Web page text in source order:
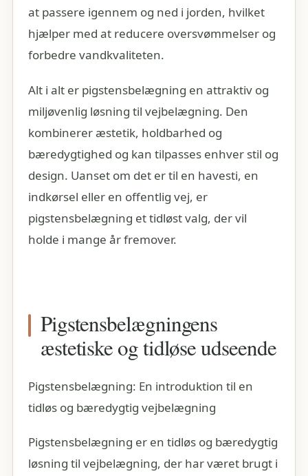
at passere igennem og ned i jorden, hvilket
hjælper med at reducere oversvømmelser og
forbedre vandkvaliteten.
Alt i alt er pigstensbelægning en attraktiv og
miljøvenlig løsning til vejbelægning. Den
kombinerer æstetik, holdbarhed og
bæredygtighed og kan tilpasses enhver stil og
design. Uanset om det er til en havesti, en
indkørsel eller en offentlig vej, er
pigstensbelægning et tidløst valg, der vil
holde i mange år fremover.
Pigstensbelægningens
æstetiske og tidløse udseende
Pigstensbelægning: En introduktion til en
tidløs og bæredygtig vejbelægning
Pigstensbelægning er en tidløs og bæredygtig
løsning til vejbelægning, der har været brugt i